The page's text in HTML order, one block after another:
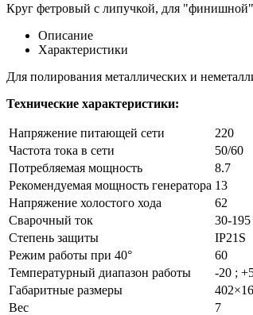
Круг фетровый с липучкой, для
Описание
Характеристики
Для полирования металлических и
Технические характеристики:
Напряжение питающей сети 220
Частота тока в сети
50/60
Потребляемая мощность
8.7
Рекомендуемая мощность генератора 13
Напряжение холостого хода
62
Сварочный ток
30-195
Степень защиты
IP21S
Режим работы при 40°
60
Температурный диапазон работы
-20 ;
Габаритные размеры
Вес
7